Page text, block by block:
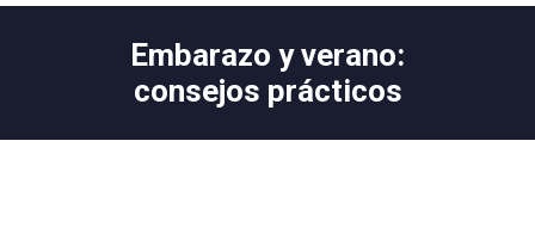
Embarazo y verano:
consejos prácticos